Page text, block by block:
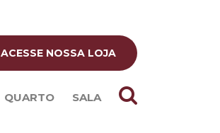
ACESSE NOSSA LOJA
QUARTO SALA